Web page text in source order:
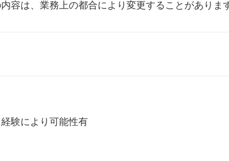
容は、業務上の都合により変更することがありま
験により可能性有